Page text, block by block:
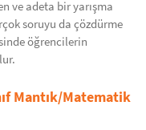
ve adeta bir yarışma
soruyu da çözdürme
öğrencilerin
Mantık/Matematik